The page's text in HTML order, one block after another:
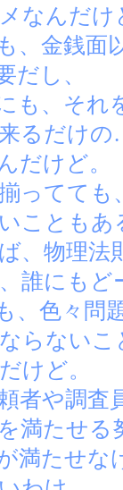
なんだけ
、金銭面
だし、
も、それ
るだけ
だけど。
ってても
こともあ
、物理法
誰にもど
、色々問
らないこ
けど。
者や調査
満たせる
満たせな